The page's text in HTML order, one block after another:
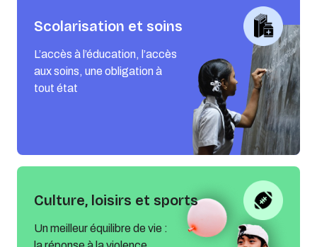
Scolarisation et soins
L’accès à l’éducation, l’accès
aux soins, une obligation à
tout état
Culture, loisirs et sports
Un meilleur équilibre de vie :